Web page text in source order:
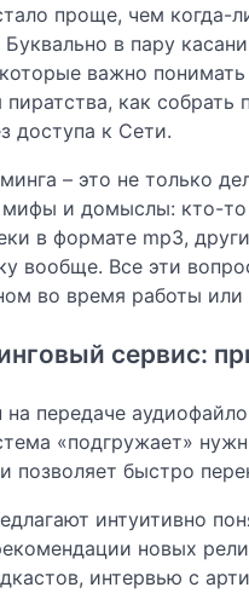
проще, чем когда-
в пару
важно
пиратства, как
доступа к Сети.
– это не только
и домыслы: кто-то
в формате mp3,
вообще. Все эти
во время работы или
сервис:
передаче
«подгружает»
позволяет быстро
интуитивно
новых
интервью с